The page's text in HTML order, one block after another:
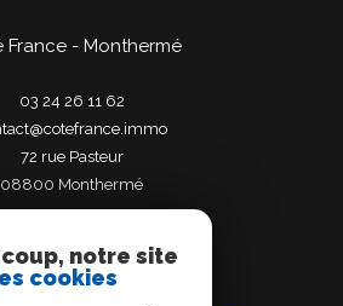
France - Monthermé
03 24 26 11 62
72 rue Pasteur
08800
monthermé
Adhérents
notre site
cookies